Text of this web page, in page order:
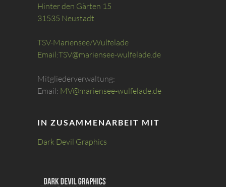
Hinter den Gärten 15
31535 Neustadt
TSV-Mariensee/Wulfelade
Email:TSV@mariensee-wulfelade.de
Mitgliederverwaltung:
Email: MV@mariensee-wulfelade.de
IN ZUSAMMENARBEIT MIT
Dark Devil Graphics